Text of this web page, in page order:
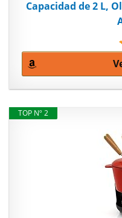
Capacidad de 2 L,
TOP Nº 2